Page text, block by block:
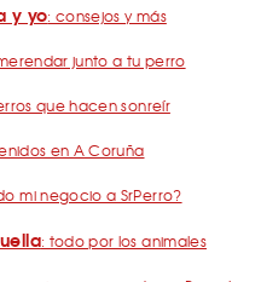
y yo: consejos y más
junto a tu perro
que hacen sonreír
en A Coruña
mi negocio a SrPerro?
: todo por los animales